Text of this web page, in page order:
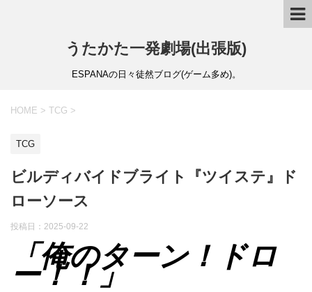
うたかた一発劇場(出張版)
ESPANAの日々徒然ブログ(ゲーム多め)。
HOME > TCG >
TCG
ビルディバイドブライト『ツイステ』ド
ローソース
投稿日： 2025-09-22
「俺のターン！ドロ
ー！！」